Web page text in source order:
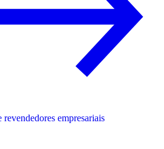
revendedores empresariais